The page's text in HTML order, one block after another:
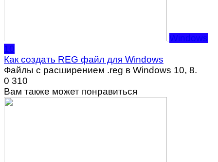
Windows
10
Как создать REG файл для Windows
Файлы с расширением .reg в Windows 10, 8.
0 310
Вам также может понравиться